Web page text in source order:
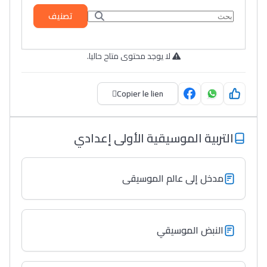
تصنيف
لا يوجد محتوى متاح حاليا.
Copier le lien
التربية الموسيقية الأولى إعدادي
مدخل إلى عالم الموسيقى
النبض الموسيقي